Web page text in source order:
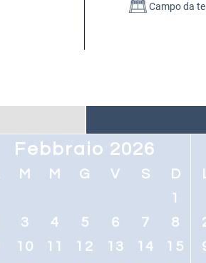
Campo da
Febbraio 2026
M M G V S
D
1
3 4 5 6 7
8
10 11 12 13 14
15